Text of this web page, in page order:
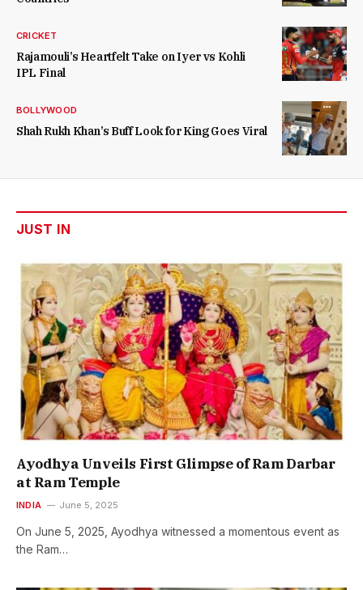
CRICKET
Rajamouli’s Heartfelt Take on Iyer vs Kohli
IPL Final
BOLLYWOOD
Shah Rukh Khan’s Buff Look for King Goes Viral
JUST IN
Ayodhya Unveils First Glimpse of Ram Darbar
at Ram Temple
INDIA June 5, 2025
On June 5, 2025, Ayodhya witnessed a momentous event as
the Ram…